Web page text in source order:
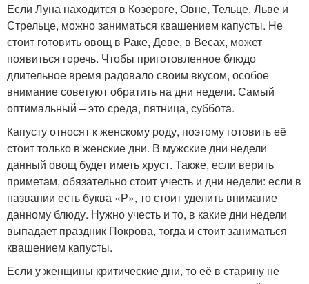
Если Луна находится в Козероге, Овне, Тельце, Льве и
Стрельце, можно заниматься квашением капусты. Не
стоит готовить овощ в Раке, Деве, в Весах, может
появиться горечь. Чтобы приготовленное блюдо
длительное время радовало своим вкусом, особое
внимание советуют обратить на дни недели. Самый
оптимальный – это среда, пятница, суббота.
Капусту относят к женскому роду, поэтому готовить её
стоит только в женские дни. В мужские дни недели
данный овощ будет иметь хруст. Также, если верить
приметам, обязательно стоит учесть и дни недели: если в
названии есть буква «Р», то стоит уделить внимание
данному блюду. Нужно учесть и то, в какие дни недели
выпадает праздник Покрова, тогда и стоит заниматься
квашением капусты.
Если у женщины критические дни, то её в старину не